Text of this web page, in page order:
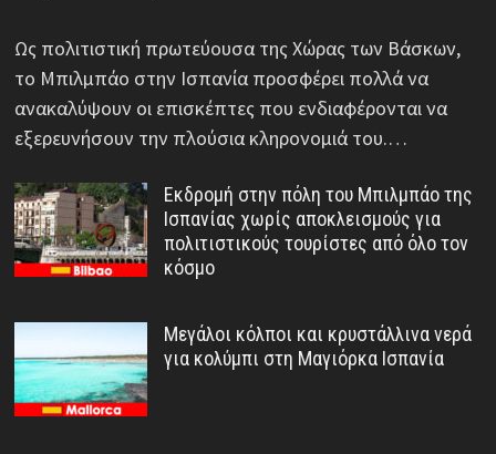
Ως πολιτιστική πρωτεύουσα της Χώρας των Βάσκων,
το Μπιλμπάο στην Ισπανία προσφέρει πολλά να
ανακαλύψουν οι επισκέπτες που ενδιαφέρονται να
εξερευνήσουν την πλούσια κληρονομιά του.…
Εκδρομή στην πόλη του Μπιλμπάο της
Ισπανίας χωρίς αποκλεισμούς για
πολιτιστικούς τουρίστες από όλο τον
κόσμο
Μεγάλοι κόλποι και κρυστάλλινα νερά
για κολύμπι στη Μαγιόρκα Ισπανία